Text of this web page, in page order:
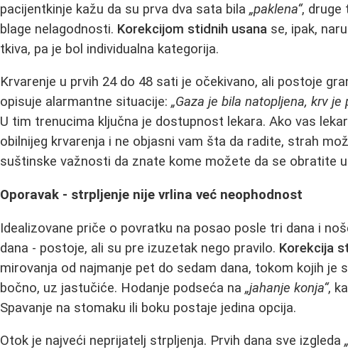
pacijentkinje kažu da su prva dva sata bila„paklena“, druge
blage nelagodnosti. Korekcijom stidnih usana se, ipak,
tkiva, pa je bol individualna kategorija.
Krvarenje u prvih 24 do 48 sati je očekivano, ali postoje
opisuje alarmantne situacije:„Gaza je bila natopljena, krv
U tim trenucima ključna je dostupnost lekara. Ako vas
obilnijeg krvarenja i ne objasni vam šta da radite, strah
suštinske važnosti da znate kome možete da se obratite
Oporavak - strpljenje nije vrlina već neophodnost
Idealizovane priče o povratku na posao posle tri dana i
dana - postoje, ali su pre izuzetak nego pravilo. Korekcija
mirovanja od najmanje pet do sedam dana, tokom kojih je
bočno, uz jastučiće. Hodanje podseća na„jahanje konja“,
Spavanje na stomaku ili boku postaje jedina opcija.
Otok je najveći neprijatelj strpljenja. Prvih dana sve izgleda